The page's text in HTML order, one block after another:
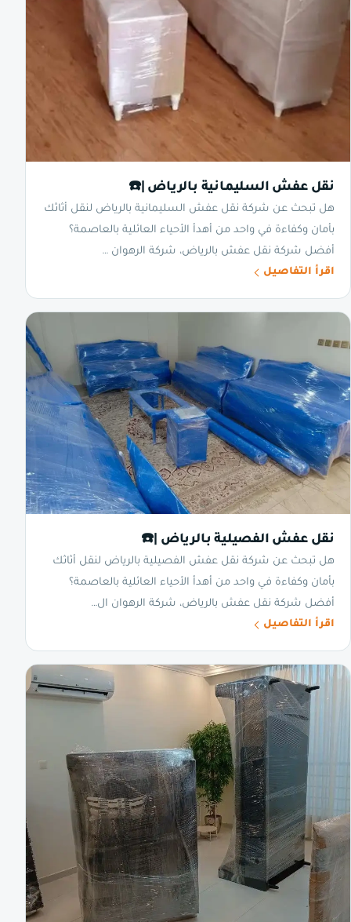
نقل عفش السليمانية بالرياض |☎️
هل تبحث عن شركة نقل عفش السليمانية بالرياض لنقل أثاثك
بأمان وكفاءة في واحد من أهدأ الأحياء العائلية بالعاصمة؟
أفضل شركة نقل عفش بالرياض، شركة الرهوان …
اقرأ التفاصيل
نقل عفش الفصيلية بالرياض |☎️
هل تبحث عن شركة نقل عفش الفصيلية بالرياض لنقل أثاثك
بأمان وكفاءة في واحد من أهدأ الأحياء العائلية بالعاصمة؟
أفضل شركة نقل عفش بالرياض، شركة الرهوان ال…
اقرأ التفاصيل